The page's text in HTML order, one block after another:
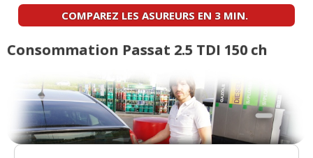
00/20 2.5 TDI 150 ch 441000,2001(3
18/20 2.5 TDI 150 ch 2002 235000km(0 )
COMPAREZ LES ASUREURS EN 3 MIN.
Consommation Passat 2.5 TDI 150 ch